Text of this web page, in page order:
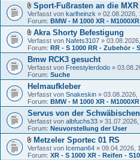
Sport-Fußrasten an die MXR
Verfasst von karlheinzk » 02.08.2026,
Forum: BMW - M 1000 XR - M1000XR
Akra Shorty Befestigung
Verfasst von Nafets3107 »
Forum: RR - S 1000 RR - Zubehör -
Bmw RCK3 gesucht
Verfasst von Freestylerdodo »
Forum: Suche
Helmaufkleber
Verfasst von Snakeskin » 03.08.2026,
Forum: BMW - M 1000 XR - M1000XR
Servus von der
Verfasst von albfuchs33 »
Forum: Neuvorstellung der User
Metzeler Sportec 01 RS
Verfasst von Iceman64 » 09.04.2026,
Forum: XR - S 1000 XR - Reifen -